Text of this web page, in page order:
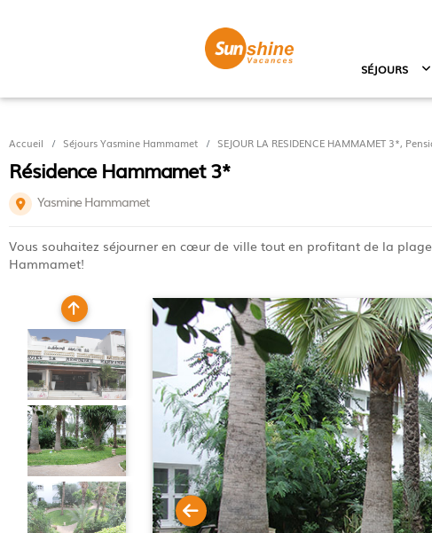
SÉJOURS
Accueil Séjours Yasmine Hammamet SEJOUR LA RESIDENCE HAMMAMET 3*,
Résidence Hammamet 3*
Yasmine Hammamet
Vous souhaitez séjourner en cœur de ville tout en profitant de la
Hammamet!